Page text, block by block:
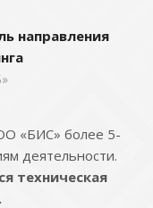
направления
«БИС» более 5-
деятельности.
техническая